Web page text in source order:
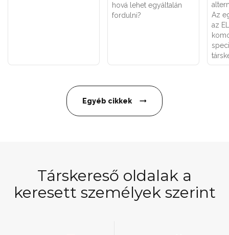
hová lehet egyáltalán
fordulni?
Az
az
Egyéb cikkek
Társkereső oldalak a
keresett személyek szerint